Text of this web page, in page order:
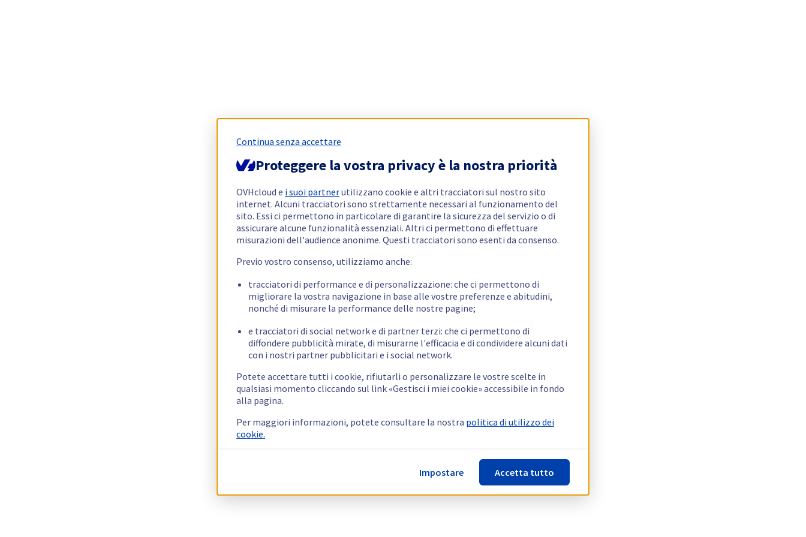
Continua senza accettare
Proteggere la vostra privacy è la nostra priorità
OVHcloud e i suoi partnerutilizzano cookie e altri tracciatori sul nostro sito
internet. Alcuni tracciatori sono strettamente necessari al funzionamento del
sito. Essi ci permettono in particolare di garantire la sicurezza del servizio o di
assicurare alcune funzionalità essenziali. Altri ci permettono di effettuare
misurazioni dell'audience anonime. Questi tracciatori sono esenti da consenso.
Previo vostro consenso, utilizziamo anche:
tracciatori di performance e di personalizzazione: che ci permettono di
migliorare la vostra navigazione in base alle vostre preferenze e abitudini,
nonché di misurare la performance delle nostre pagine;
e tracciatori di social network e di partner terzi: che ci permettono di
diffondere pubblicità mirate, di misurarne l'efficacia e di condividere alcuni dati
con i nostri partner pubblicitari e i social network.
Potete accettare tutti i cookie, rifiutarli o personalizzare le vostre scelte in
qualsiasi momento cliccando sul link «Gestisci i miei cookie» accessibile in fondo
alla pagina.
Per maggiori informazioni, potete consultare la nostra politica di utilizzo dei
cookie.
Impostare Accetta tutto